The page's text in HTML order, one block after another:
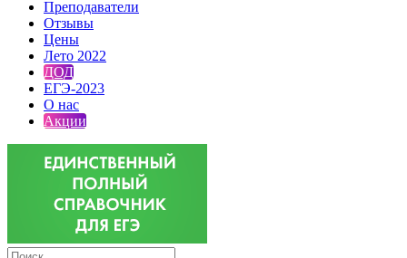
Преподаватели
Отзывы
Цены
Лето 2022
ДОД
ЕГЭ-2023
О нас
Акции